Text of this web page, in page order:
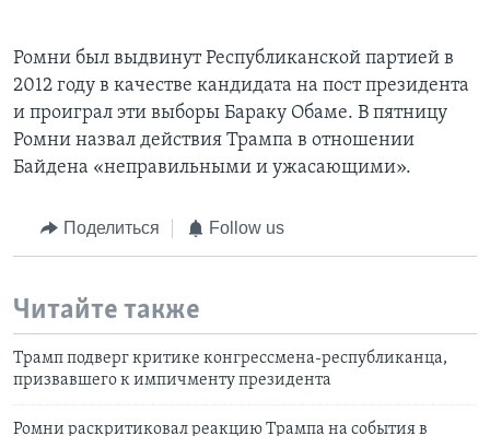
Ромни был выдвинут Республиканской партией в
2012 году в качестве кандидата на пост президента
и проиграл эти выборы Бараку Обаме. В пятницу
Ромни назвал действия Трампа в отношении
Байдена «неправильными и ужасающими».
Поделиться Follow us
Читайте также
Трамп подверг критике конгрессмена-республиканца,
призвавшего к импичменту президента
Ромни раскритиковал реакцию Трампа на события в